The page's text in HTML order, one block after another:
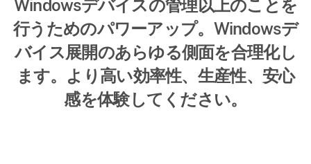
Windowsデバイスの管理以上のことを
行うためのパワーアップ。Windowsデ
バイス展開のあらゆる側面を合理化し
ます。より高い効率性、生産性、安心
感を体験してください。